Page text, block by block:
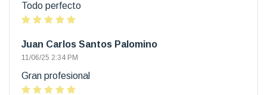
Todo perfecto
Juan Carlos Santos Palomino
11/06/25 2:34 PM
Gran profesional